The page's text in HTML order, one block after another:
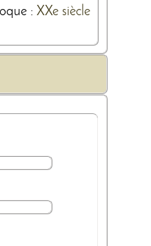
: XXe siècle